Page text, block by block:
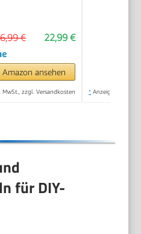
RGB Lights
22,99 €
€
Amazon ansehen
MwSt., zzgl. Versandkosten * Anzeige
für DIY-